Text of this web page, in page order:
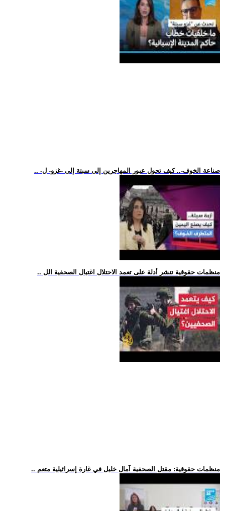
.. -صناعة الخوف-.. كيف تحول عبور المهاجرين إلى سبتة إلى -غزو- ل
.. منظمات حقوقية تنشر أدلة على تعمد الاحتلال اغتيال الصحفية الل
.. منظمات حقوقية: مقتل الصحفية آمال خليل في غارة إسرائيلية متعم